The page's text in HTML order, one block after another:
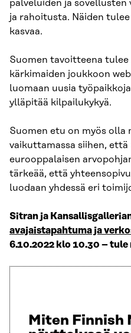
palveluiden ja sovellusten
ja rahoitusta. Näiden
kasvaa.
Suomen tavoitteena
kärkimaiden joukkoon
luomaan uusia
ylläpitää kilpailukykyä.
Suomen etu on myös olla
vaikuttamassa siihen,
eurooppalaisen
tärkeää, että
luodaan yhdessä eri
Sitran ja
avajaistapahtuma ja
6.10.2022 klo 10.30 – tule
Miten Finnish